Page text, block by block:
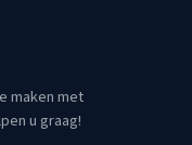
maken met
u graag!